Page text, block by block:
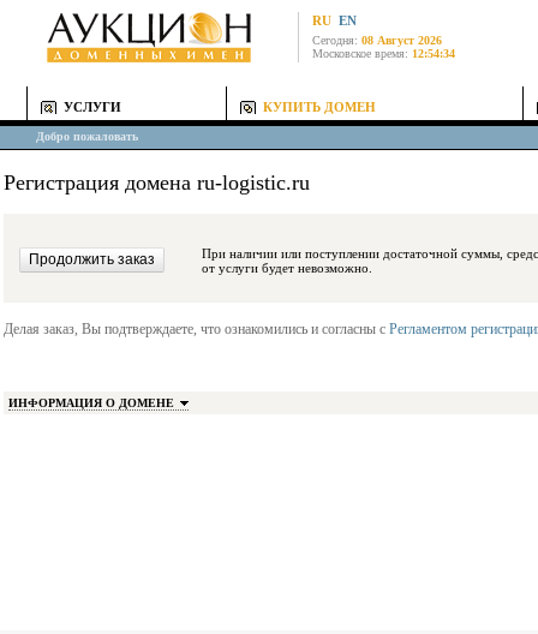
RU EN
Сегодня: 08 Август 2026
Московское время: 12:54:34
УСЛУГИ КУПИТЬ ДОМЕН
Добро пожаловать
Регистрация домена ru-logistic.ru
При наличии или поступлении достаточной суммы, средства будут
от услуги будет невозможно.
Делая заказ, Вы подтверждаете, что ознакомились и согласны с Регламентом
ИНФОРМАЦИЯ О ДОМЕНЕ